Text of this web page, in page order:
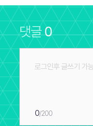
댓글0
0/200